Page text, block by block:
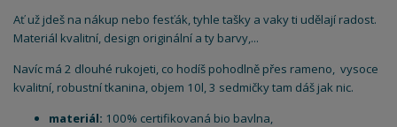
Ať už jdeš na nákup nebo fesťák, tyhle tašky a vaky ti udělají radost.
Materiál kvalitní, design originální a ty barvy,...
Navíc má 2 dlouhé rukojeti, co hodíš pohodlně přes rameno, vysoce
kvalitní, robustní tkanina, objem 10l, 3 sedmičky tam dáš jak nic.
materiál: 100% certifikovaná bio bavlna,